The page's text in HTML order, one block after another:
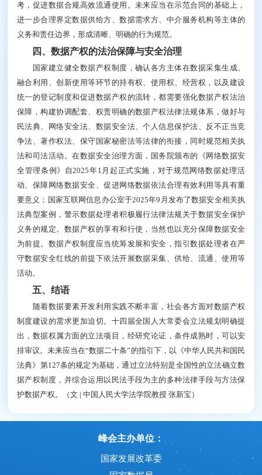
考，促进数据合规高效流通使用。未来应当在示范合同的基础上，
进一步合理界定数据供给方、数据需求方、中介服务机构等主体的
义务和责任边界，形成清晰、明确的行为规范。
四、数据产权的法治保障与安全治理
国家建立健全数据产权制度，确认各方主体在数据采集生成、
融合利用、创新使用等环节的持有权、使用权、经营权，以及建设
统一的登记制度和促进数据产权的流转，都需要强化数据产权法治
保障，构建协调配套、权责明确的数据产权法律法规体系，做好与
民法典、网络安全法、数据安全法、个人信息保护法、反不正当竞
争法、著作权法、保守国家秘密法等法律的衔接，同时规范相关执
法和司法活动。在数据安全治理方面，国务院颁布的《网络数据安
全管理条例》自2025年1月起正式实施，对于规范网络数据处理活
动、保障网络数据安全、促进网络数据依法合理有效利用等具有重
要意义；国家互联网信息办公室于2025年9月发布了数据安全相关执
法典型案例，警示数据处理者积极履行法律法规关于数据安全保护
义务的规定。数据产权的享有和行使，当然也以充分保障数据安全
为前提。数据产权制度应当统筹发展和安全，指引数据处理者在严
守数据安全红线的前提下依法开展数据采集、供给、流通、使用等
活动。
五、结语
随着数据要素开发利用实践不断丰富，社会各方面对数据产权
制度建设的需求更加迫切。十四届全国人大常委会立法规划明确提
出，数据权属方面的立法项目，经研究论证，条件成熟时，可以安
排审议。未来应当在“数据二十条”的指引下，以《中华人民共和国民
法典》第127条的规定为基础，通过立法特别是全国性的立法确立数
据产权制度，并综合运用以民法手段为主的多种法律手段与方法保
护数据产权。
（文 | 中国人民大学法学院教授 张新宝）
峰会主办单位：
国家发展改革委